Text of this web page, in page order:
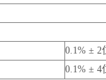
0.1% ± 2
0.1% ± 4